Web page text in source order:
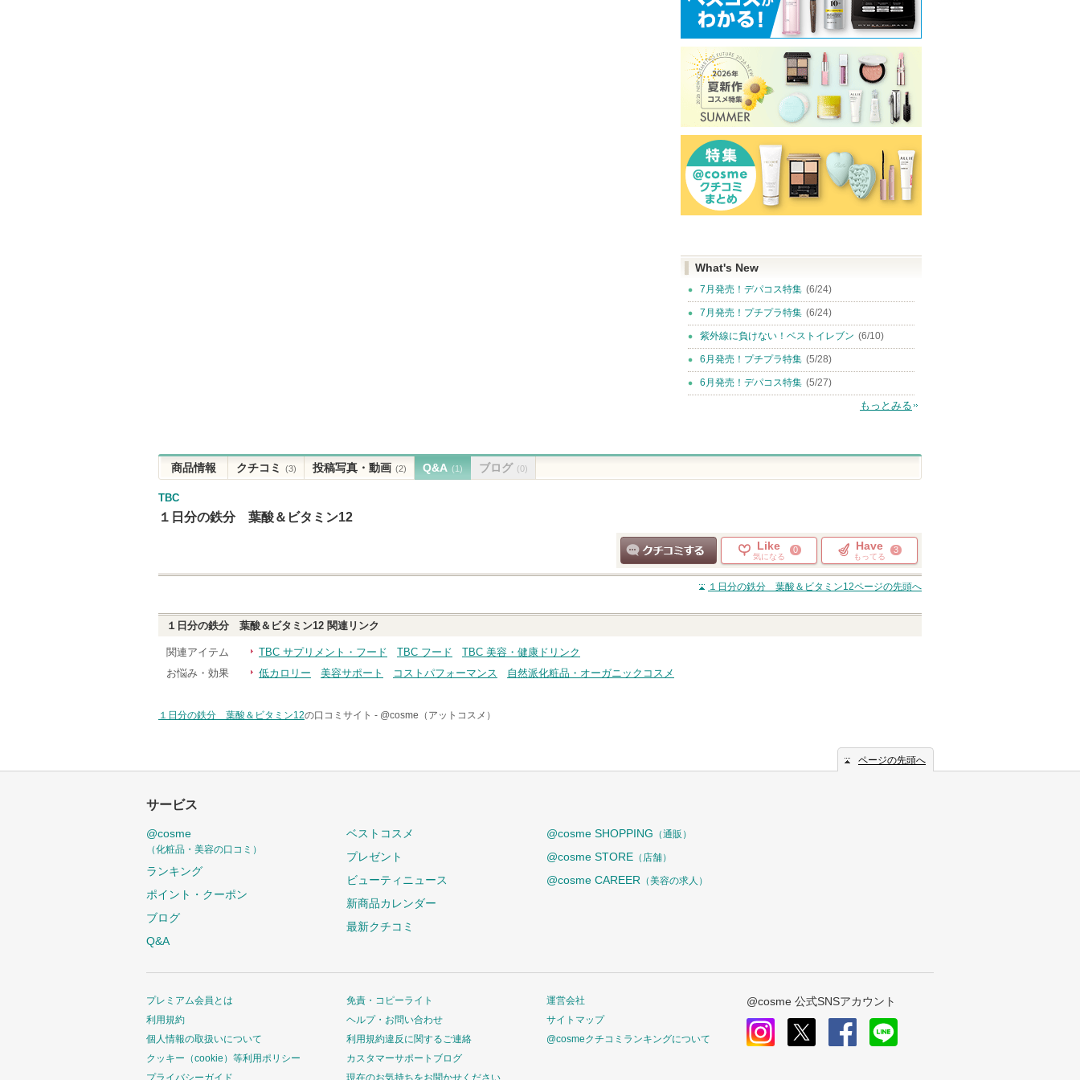
What's New
7月発売！デパコス特集 (6/24)
7月発売！プチプラ特集 (6/24)
紫外線に負けない！ベストイレブン (6/10)
6月発売！プチプラ特集 (5/28)
6月発売！デパコス特集 (5/27)
もっとみる
商品情報 クチコミ (3) 投稿写真・動画 (2) Q&A (1) ブログ (0)
TBC
１日分の鉄分 葉酸＆ビタミン12
クチコミする
Like
気になる
0 Have
もってる
3
１日分の鉄分 葉酸＆ビタミン12ページの先頭へ
１日分の鉄分 葉酸＆ビタミン12 関連リンク
関連アイテム TBC サプリメント・フード TBC フード
TBC 美容・健康ドリンク
お悩み・効果
低カロリー 美容サポート コストパフォーマンス 自然派化粧品・オーガニックコスメ
１日分の鉄分 葉酸＆ビタミン12の口コミサイト - @cosme（アットコスメ）
ページの先頭へ
サービス
@cosme
（化粧品・美容の口コミ）
ランキング
ポイント・クーポン
ブログ
Q&A
ベストコスメ
プレゼント
ビューティニュース
新商品カレンダー
最新クチコミ
@cosme SHOPPING （通販）
@cosme STORE （店舗）
@cosme CAREER （美容の求人）
プレミアム会員とは
利用規約
個人情報の取扱いについて
クッキー（cookie）等利用ポリシー
プライバシーガイド
免責・コピーライト
ヘルプ・お問い合わせ
利用規約違反に関するご連絡
カスタマーサポートブログ
現在のお気持ちをお聞かせください
運営会社
サイトマップ
@cosmeクチコミランキングについて
@cosme 公式SNSアカウント